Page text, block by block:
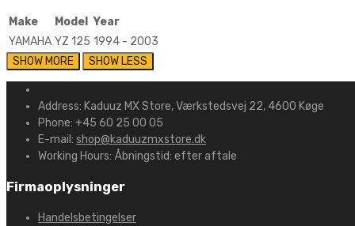
Make Model
Year
YAMAHA YZ 125 1994 - 2003
Address: Kaduuz MX Store, Værkstedsvej 22, 4600 Køge
Phone: +45 60 25 00 05
E-mail: shop@kaduuzmxstore.dk
Working Hours: Åbningstid: efter aftale
Firmaoplysninger
Handelsbetingelser